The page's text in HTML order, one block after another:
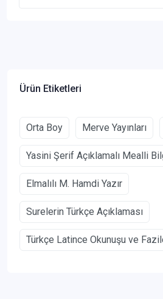
Ürün Etiketleri
Orta Boy Merve Yayınları
Yasini Şerif Açıklamalı Mealli
Elmalılı M. Hamdi Yazır
Surelerin Türkçe Açıklaması
Türkçe Latince Okunuşu ve